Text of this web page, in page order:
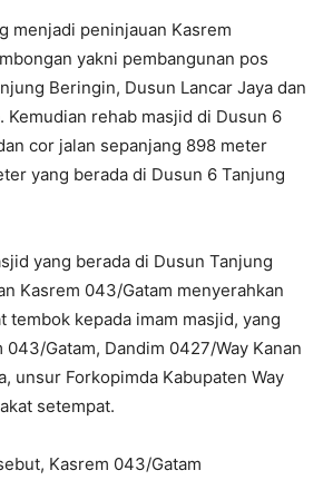
menjadi peninjauan Kasrem
yakni pembangunan pos
Beringin, Dusun Lancar Jaya dan
Kemudian rehab masjid di Dusun 6
cor jalan sepanjang 898 meter
yang berada di Dusun 6 Tanjung
yang berada di Dusun Tanjung
Kasrem 043/Gatam menyerahkan
tembok kepada imam masjid, yang
043/Gatam, Dandim 0427/Way Kanan
unsur Forkopimda Kabupaten Way
setempat.
Kasrem 043/Gatam